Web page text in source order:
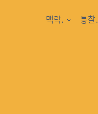
맥락. 통찰.